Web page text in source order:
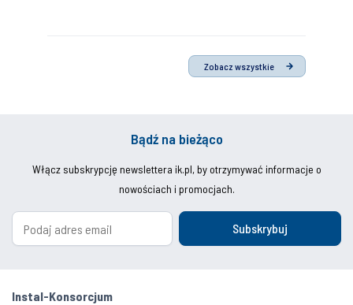
Zobacz wszystkie
Bądź na bieżąco
Włącz subskrypcję newslettera ik.pl, by otrzymywać informacje o
nowościach i promocjach.
Subskrybuj
Instal-Konsorcjum